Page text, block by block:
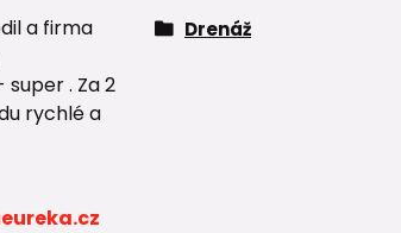
a firma
. Za 2
rychlé a
Drenáž